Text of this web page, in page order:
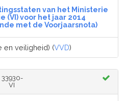
van het Ministerie
(VI) voor het jaar 2014
met de Voorjaarsnota)
en veiligheid) (VVD)
33930-
VI